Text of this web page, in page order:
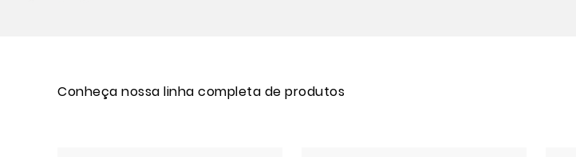
Conheça nossa linha completa de produtos